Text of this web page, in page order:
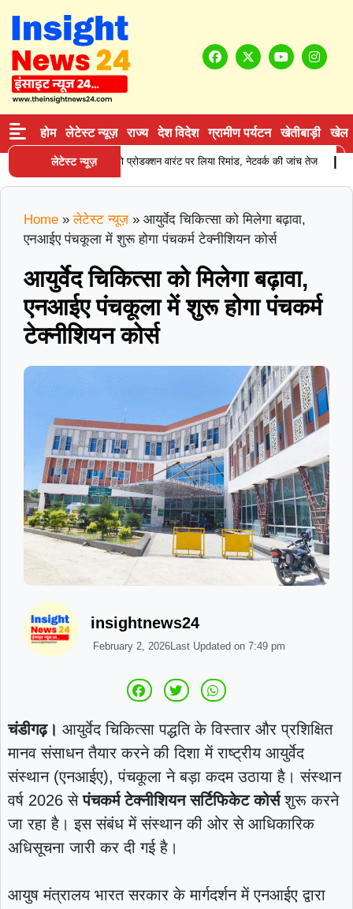
होम लेटेस्ट न्यूज़ राज्य देश विदेश ग्रामीण पर्यटन खेतीबाड़ी खेल
लेटेस्ट न्यूज़
सप्लाई करने वाले आरोपी को प्रोडक्शन वारंट पर लिया रिमांड, नेटवर्क की जांच तेज
Home » लेटेस्ट न्यूज़ »आयुर्वेद चिकित्सा को मिलेगा बढ़ावा,
एनआईए पंचकूला में शुरू होगा पंचकर्म टेक्नीशियन कोर्स
आयुर्वेद चिकित्सा को मिलेगा बढ़ावा,
एनआईए पंचकूला में शुरू होगा पंचकर्म
टेक्नीशियन कोर्स
insightnews24
February 2, 2026Last Updated on 7:49 pm
चंडीगढ़। आयुर्वेद चिकित्सा पद्धति के विस्तार और प्रशिक्षित
मानव संसाधन तैयार करने की दिशा में राष्ट्रीय आयुर्वेद
संस्थान (एनआईए), पंचकूला ने बड़ा कदम उठाया है। संस्थान
वर्ष 2026 सेपंचकर्म टेक्नीशियन सर्टिफिकेट कोर्सशुरू करने
जा रहा है। इस संबंध में संस्थान की ओर से आधिकारिक
अधिसूचना जारी कर दी गई है।
आयुष मंत्रालय भारत सरकार के मार्गदर्शन में एनआईए द्वारा